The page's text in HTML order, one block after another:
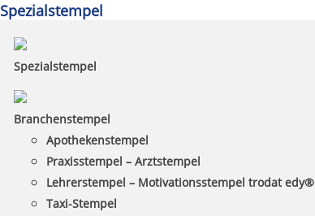
Spezialstempel
Spezialstempel
Branchenstempel
Apothekenstempel
Praxisstempel – Arztstempel
Lehrerstempel – Motivationsstempel trodat edy®
Taxi-Stempel